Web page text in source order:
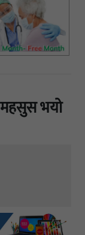
भयो